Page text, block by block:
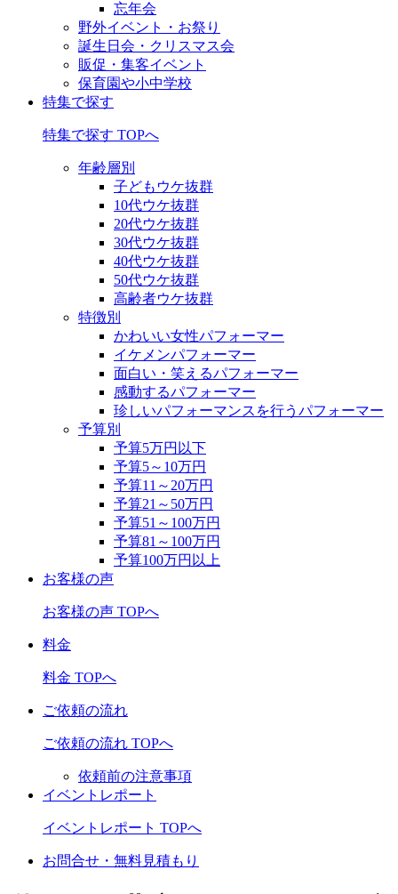
忘年会
野外イベント・お祭り
誕生日会・クリスマス会
販促・集客イベント
保育園や小中学校
特集で探す
特集で探す TOPへ
年齢層別
子どもウケ抜群
10代ウケ抜群
20代ウケ抜群
30代ウケ抜群
40代ウケ抜群
50代ウケ抜群
高齢者ウケ抜群
特徴別
かわいい女性パフォーマー
イケメンパフォーマー
面白い・笑えるパフォーマー
感動するパフォーマー
珍しいパフォーマンスを行うパフォーマー
予算別
予算5万円以下
予算5～10万円
予算11～20万円
予算21～50万円
予算51～100万円
予算81～100万円
予算100万円以上
お客様の声
お客様の声 TOPへ
料金
料金 TOPへ
ご依頼の流れ
ご依頼の流れ TOPへ
依頼前の注意事項
イベントレポート
イベントレポート TOPへ
お問合せ・無料見積もり